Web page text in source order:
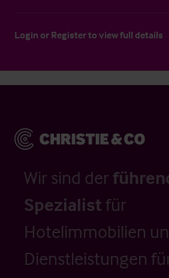
Login or Registerto view full details
Wir sind der
Spezialistfür
Hotelimmobilien
Dienstleistungen